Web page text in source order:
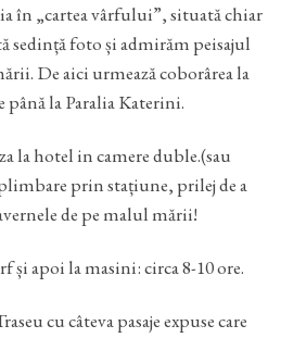
în „cartea vârfului”, situată chiar
sedință foto și admirăm peisajul
De aici urmează coborârea la
până la Paralia Katerini.
la hotel in camere duble.(sau
prin stațiune, prilej de a
de pe malul mării!
și apoi la masini: circa 8-10 ore.
cu câteva pasaje expuse care